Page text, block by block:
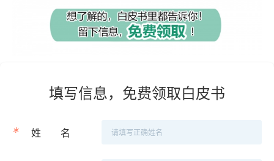
填写信息，免费领取白皮书
* 姓 名